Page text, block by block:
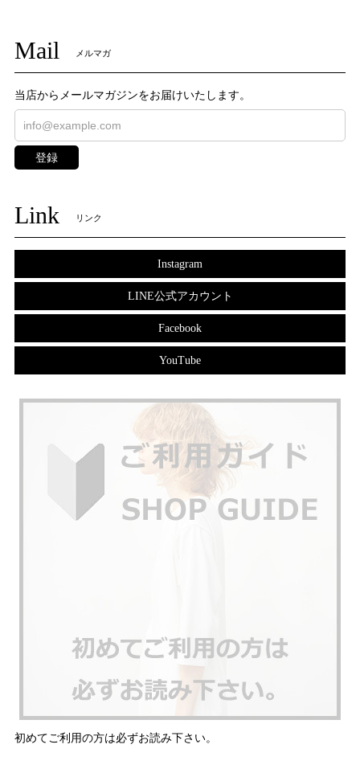
Mail メルマガ
当店からメールマガジンをお届けいたします。
登録
Link リンク
Instagram
LINE公式アカウント
Facebook
YouTube
初めてご利用の方は必ずお読み下さい。